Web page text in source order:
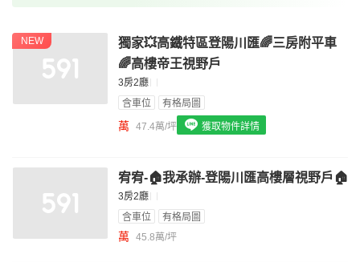
我想找配備瓦斯爐的物件
我想找廁所開窗的物件
我想找具垃圾處理的物件
NEW
獨家💥高鐵特區登陽川匯🌈三房附平車
🌈高樓帝王視野戶
3房2廳
含車位
有格局圖
萬 47.4萬/坪 獲取物件詳情
宥宥-🏠我承辦-登陽川匯高樓層視野戶🏠
3房2廳
含車位
有格局圖
萬 45.8萬/坪